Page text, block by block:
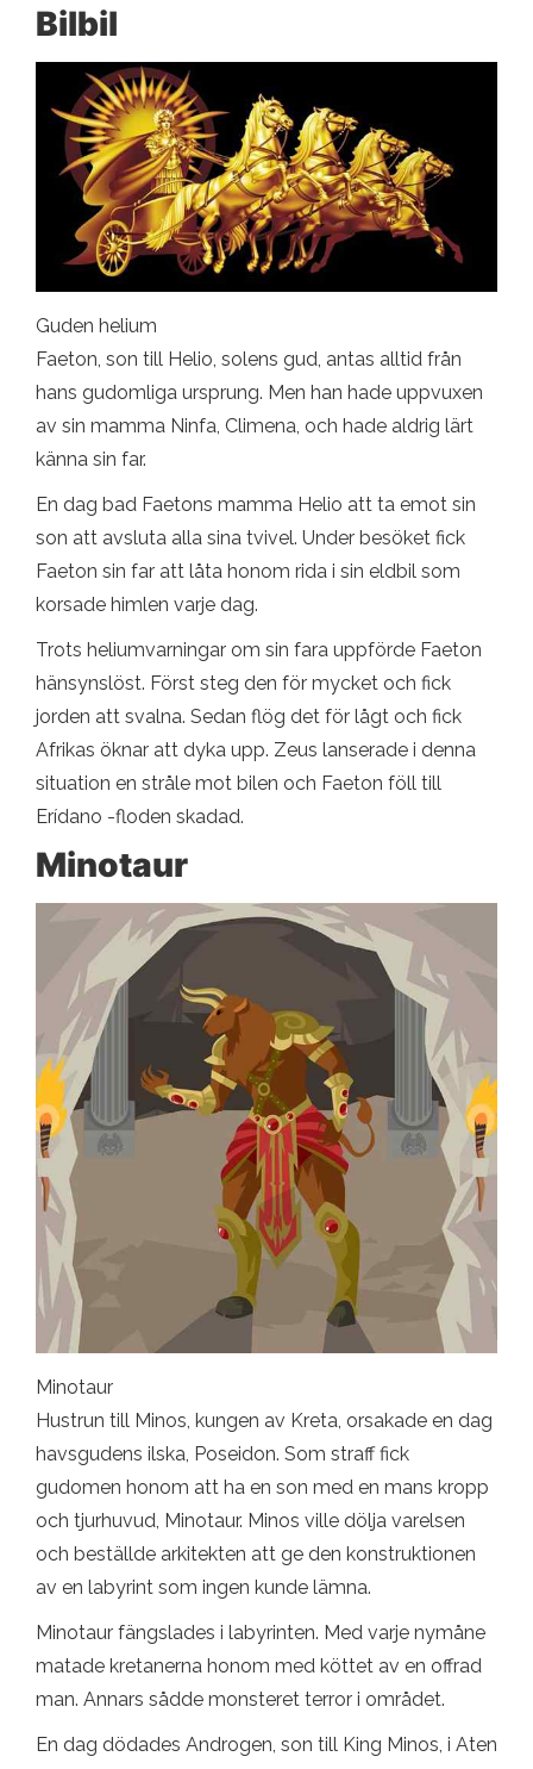
Bilbil
Guden helium
Faeton, son till Helio, solens gud, antas alltid från
hans gudomliga ursprung. Men han hade uppvuxen
av sin mamma Ninfa, Climena, och hade aldrig lärt
känna sin far.
En dag bad Faetons mamma Helio att ta emot sin
son att avsluta alla sina tvivel. Under besöket fick
Faeton sin far att låta honom rida i sin eldbil som
korsade himlen varje dag.
Trots heliumvarningar om sin fara uppförde Faeton
hänsynslöst. Först steg den för mycket och fick
jorden att svalna. Sedan flög det för lågt och fick
Afrikas öknar att dyka upp. Zeus lanserade i denna
situation en stråle mot bilen och Faeton föll till
Erídano -floden skadad.
Minotaur
Minotaur
Hustrun till Minos, kungen av Kreta, orsakade en dag
havsgudens ilska, Poseidon. Som straff fick
gudomen honom att ha en son med en mans kropp
och tjurhuvud, Minotaur. Minos ville dölja varelsen
och beställde arkitekten att ge den konstruktionen
av en labyrint som ingen kunde lämna.
Minotaur fängslades i labyrinten. Med varje nymåne
matade kretanerna honom med köttet av en offrad
man. Annars sådde monsteret terror i området.
En dag dödades Androgen, son till King Minos, i Aten